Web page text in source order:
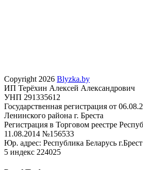
Copyright 2026 Blyzka.by
ИП Терёхин Алексей Александрович
УНП 291335612
Государственная регистрация от
Ленинского района г. Бреста
Регистрация в Торговом реестре
11.08.2014 №156533
Юр. адрес: Республика Беларусь
5 индекс 224025